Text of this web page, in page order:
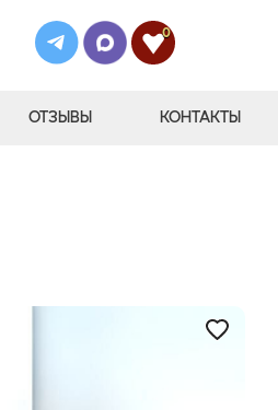
0
ОТЗЫВЫ КОНТАКТЫ